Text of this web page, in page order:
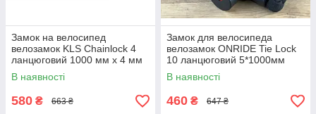
Замок на велосипед
велозамок KLS Chainlock 4
ланцюговий 1000 мм х 4 мм
В наявності
580 ₴ 663 ₴
Замок для велосипеда
велозамок ONRIDE Tie Lock
10 ланцюговий 5*1000мм
В наявності
460 ₴ 647 ₴